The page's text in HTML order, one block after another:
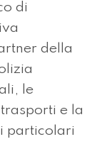
di
della
le
e la
particolari